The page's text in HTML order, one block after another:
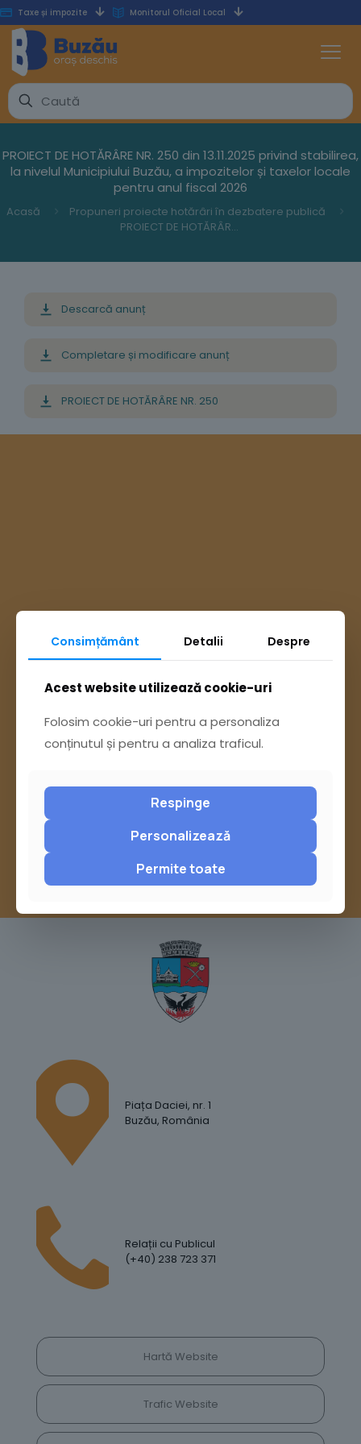
Taxe și impozite Monitorul Oficial Local
PROIECT DE HOTĂRÂRE NR. 250 din 13.11.2025 privind stabilirea,
la nivelul Municipiului Buzău, a impozitelor și taxelor locale
pentru anul fiscal 2026
Acasă
Propuneri proiecte hotărâri în dezbatere publică
PROIECT DE HOTĂRÂRE NR. 250 din 13.11.2025 privind stabilirea, la nivelul Municipiului Buzău, a impozitelor și taxelor locale pentru anul fiscal 2026
Descarcă anunț
Completare și modificare anunț
PROIECT DE HOTĂRÂRE NR. 250
sau trimite o sesizare pe Buzău City
Piața Daciei, nr. 1
Buzău, România
Relații cu Publicul
(+40) 238 723 371
Hartă Website
Trafic Website
Consimțământ Detalii Despre
Acest website utilizează cookie-uri
Folosim cookie-uri pentru a personaliza
conținutul și pentru a analiza traficul.
Respinge
Personalizează
Permite toate